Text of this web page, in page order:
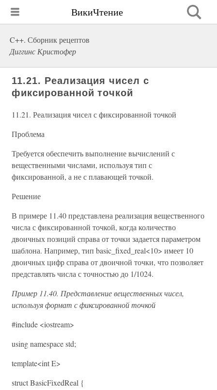
ВикиЧтение
C++. Сборник рецептов
Диггинс Кристофер
11.21. Реализация чисел с
фиксированной точкой
11.21. Реализация чисел с фиксированной точкой
Проблема
Требуется обеспечить выполнение вычислений с
вещественными числами, используя тип с
фиксированной, а не с плавающей точкой.
Решение
В примере 11.40 представлена реализация вещественного
числа с фиксированной точкой, когда количество
двоичных позиций справа от точки задается параметром
шаблона. Например, тип basic_fixed_real<10> имеет 10
двоичных цифр справа от двоичной точки, что позволяет
представлять числа с точностью до 1/1024.
Пример 11.40. Представление вещественных чисел,
используя формат с фиксированной точкой
#include <iostream>
using namespace std;
template<int E>
struct BasicFixedReal {